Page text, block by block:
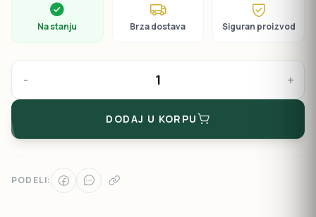
Na stanju Brza dostava Siguran proizvod
- +
DODAJ U KORPU
PODELI: